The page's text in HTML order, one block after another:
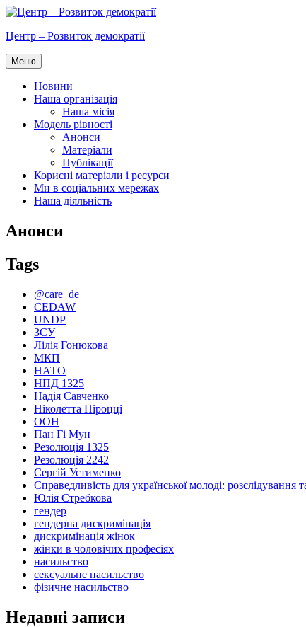
Перейти
вмісту
Центр – Розвиток демократії
Меню
Новини
Наша організація
Наша місія
Модель рівності
Анонси
Матеріали
Публікації
Корисні матеріали і ресурси
Ми в соціальних мережах
Наша діяльність
Анонси
Tags
@care_de
CEDAW
UNDP
ЗСУ
Лілія Гонюкова
МКП
НАТО
НПД 1325
Надія Савченко
Ніколетта Піроцці
ООН
Пан Гі Мун
Резолюція 1325
Резолюція 2242
Сергій Устименко
Справедливість для української молоді: розслідування
Юлія Стребкова
гендер
гендерна дискримінація
дискримінація жінок
жінки в чоловічих професіях
насильство
сексуальне насильство
фізичне насильство
Недавні записи